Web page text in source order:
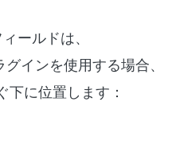
ールドは、
インを使用する場合、
に位置します：